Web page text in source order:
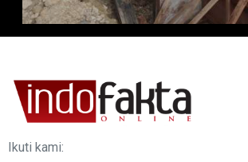
Ikuti kami: